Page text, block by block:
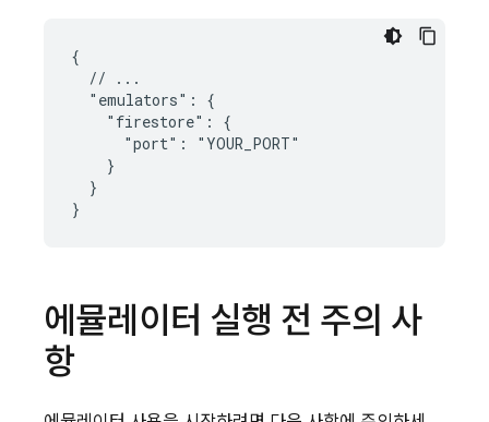
{
  // ...
  "emulators": {
    "firestore": {
      "port": "YOUR_PORT"
    }
  }
}
에뮬레이터 실행 전 주의 사
항